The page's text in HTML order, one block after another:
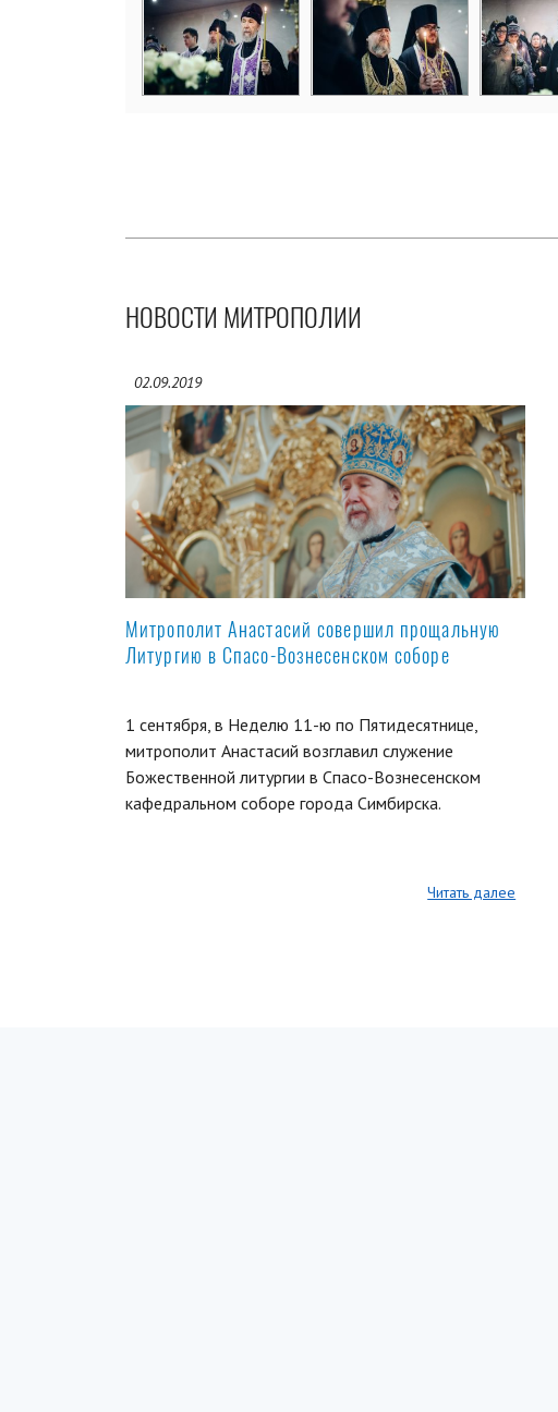
НОВОСТИ МИТРОПОЛИИ
02.09.2019
Митрополит Анастасий совершил прощальную
Литургию в Спасо-Вознесенском соборе
1 сентября, в Неделю 11-ю по Пятидесятнице,
митрополит Анастасий возглавил служение
Божественной литургии в Спасо-Вознесенском
кафедральном соборе города Симбирска.
Читать далее